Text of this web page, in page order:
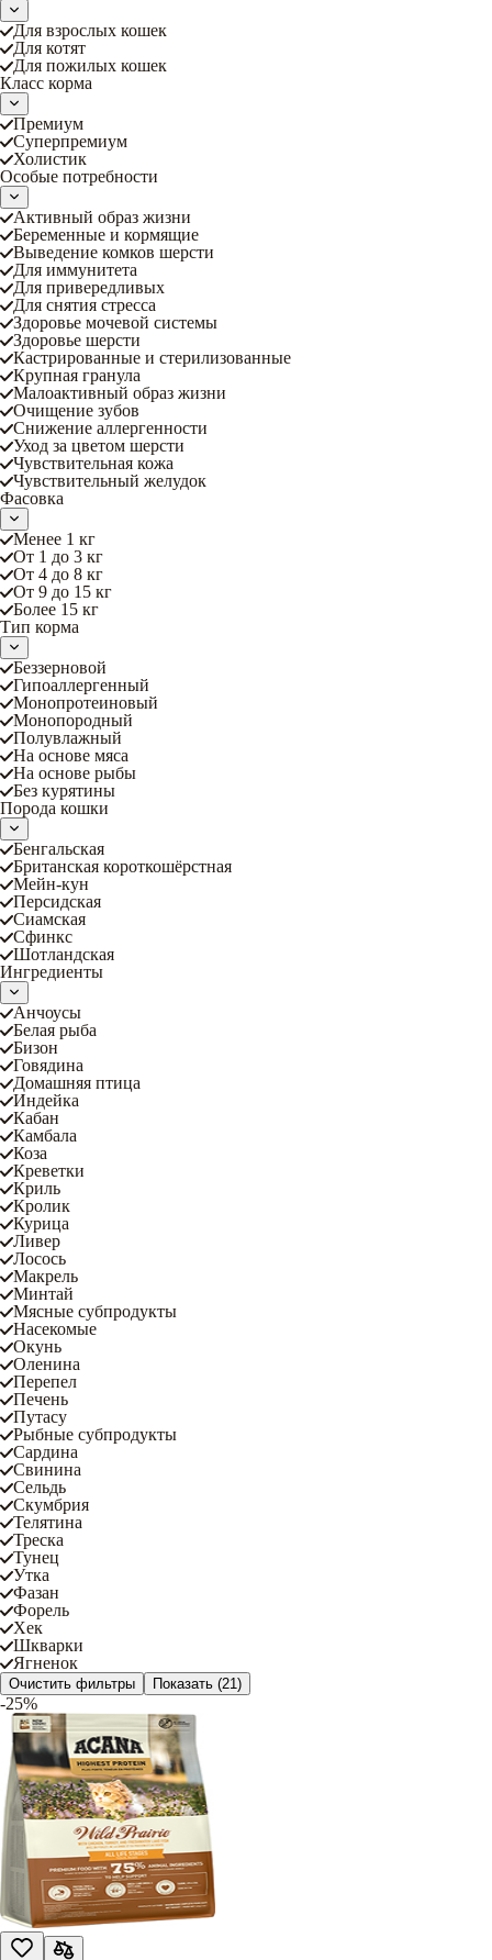
Для взрослых кошек
Для котят
Для пожилых кошек
Класс корма
Премиум
Суперпремиум
Холистик
Особые потребности
Активный образ жизни
Беременные и кормящие
Выведение комков шерсти
Для иммунитета
Для привередливых
Для снятия стресса
Здоровье мочевой системы
Здоровье шерсти
Кастрированные и стерилизованные
Крупная гранула
Малоактивный образ жизни
Очищение зубов
Снижение аллергенности
Уход за цветом шерсти
Чувствительная кожа
Чувствительный желудок
Фасовка
Менее 1 кг
От 1 до 3 кг
От 4 до 8 кг
От 9 до 15 кг
Более 15 кг
Тип корма
Беззерновой
Гипоаллергенный
Монопротеиновый
Монопородный
Полувлажный
На основе мяса
На основе рыбы
Без курятины
Порода кошки
Бенгальская
Британская короткошёрстная
Мейн-кун
Персидская
Сиамская
Сфинкс
Шотландская
Ингредиенты
Анчоусы
Белая рыба
Бизон
Говядина
Домашняя птица
Индейка
Кабан
Камбала
Коза
Креветки
Криль
Кролик
Курица
Ливер
Лосось
Макрель
Минтай
Мясные субпродукты
Насекомые
Окунь
Оленина
Перепел
Печень
Путасу
Рыбные субпродукты
Сардина
Свинина
Сельдь
Скумбрия
Телятина
Треска
Тунец
Утка
Фазан
Форель
Хек
Шкварки
Ягненок
Очистить фильтры Показать (21)
-25%